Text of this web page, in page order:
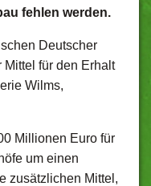
fehlen werden.
Deutscher
für den Erhalt
Wilms,
Millionen Euro für
um einen
zusätzlichen Mittel,